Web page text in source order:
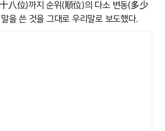
八位)까지 순위(順位)의 다소 변동(多少
을 쓴 것을 그대로 우리말로 보도했다.